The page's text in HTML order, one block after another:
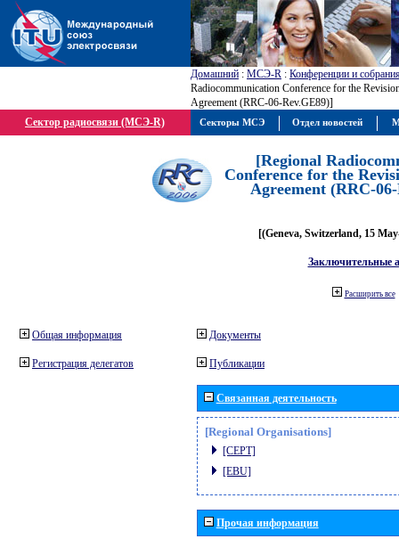
Домашний : МСЭ-R : Конференции и
Radiocommunication Conference for the
Agreement (RRC-06-Rev.GE89)]
Сектор радиосвязи (МСЭ-R)
[Regional
Conference for the
Agreement (RRC-
[(Geneva, Switzerland, 15
Заключительные
Расширить все
Общая информация
Регистрация делегатов
Документы
Публикации
Связанная деятельность
[Regional Organisations]
[CEPT]
[EBU]
Прочая информация
Секторы МСЭ Отдел новостей